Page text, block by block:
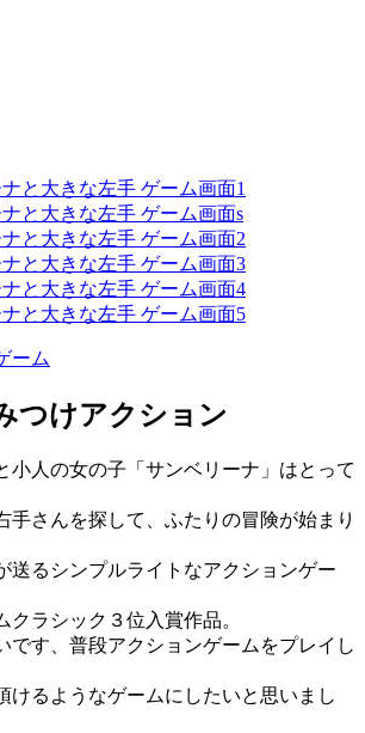
ーム
つけアクション
人の女の子「サンベリーナ」はとって
手さんを探して、ふたりの冒険が始まり
送るシンプルライトなアクションゲー
クラシック３位入賞作品。
です、普段アクションゲームをプレイし
けるようなゲームにしたいと思いまし